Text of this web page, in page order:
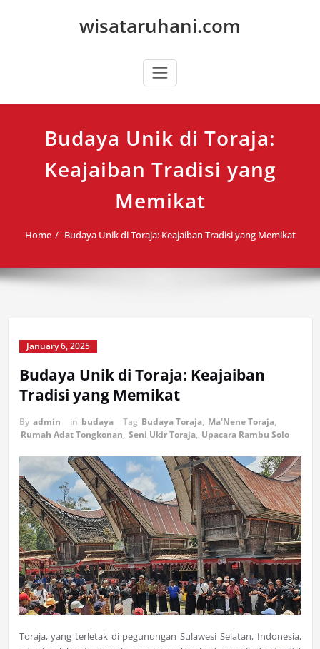
wisataruhani.com
Budaya Unik di Toraja:
Keajaiban Tradisi yang
Memikat
Home Budaya Unik di Toraja: Keajaiban Tradisi yang Memikat
January 6, 2025
Budaya Unik di Toraja: Keajaiban
Tradisi yang Memikat
By admin in budaya Tag Budaya Toraja, Ma'Nene Toraja,
Rumah Adat Tongkonan, Seni Ukir Toraja, Upacara Rambu Solo
Toraja, yang terletak di pegunungan Sulawesi Selatan, Indonesia,